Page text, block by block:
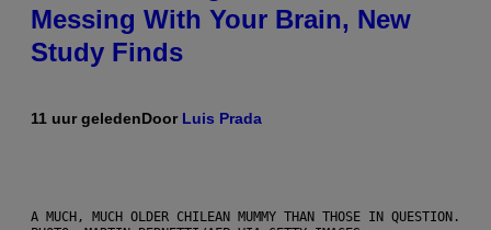
Messing With Your Brain, New
Study Finds
11 uur geledenDoor Luis Prada
A MUCH, MUCH OLDER CHILEAN MUMMY THAN THOSE IN QUESTION.